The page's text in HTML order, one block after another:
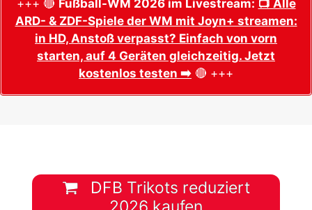
+++ 🔴 Fußball-WM 2026 im Livestream: 📺 Alle
ARD- & ZDF-Spiele der WM mit Joyn+ streamen:
in HD, Anstoß verpasst? Einfach von vorn
starten, auf 4 Geräten gleichzeitig. Jetzt
kostenlos testen ➡️ 🔴 +++
DFB Trikots reduziert